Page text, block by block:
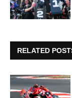
RELATED